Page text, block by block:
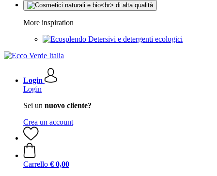
More inspiration
Detersivi e detergenti ecologici
Login
Login
Sei un nuovo cliente?
Crea un account
Carrello € 0,00